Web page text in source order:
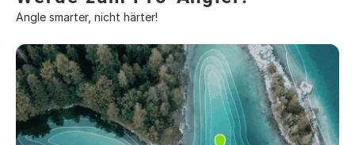
Angle smarter, nicht härter!